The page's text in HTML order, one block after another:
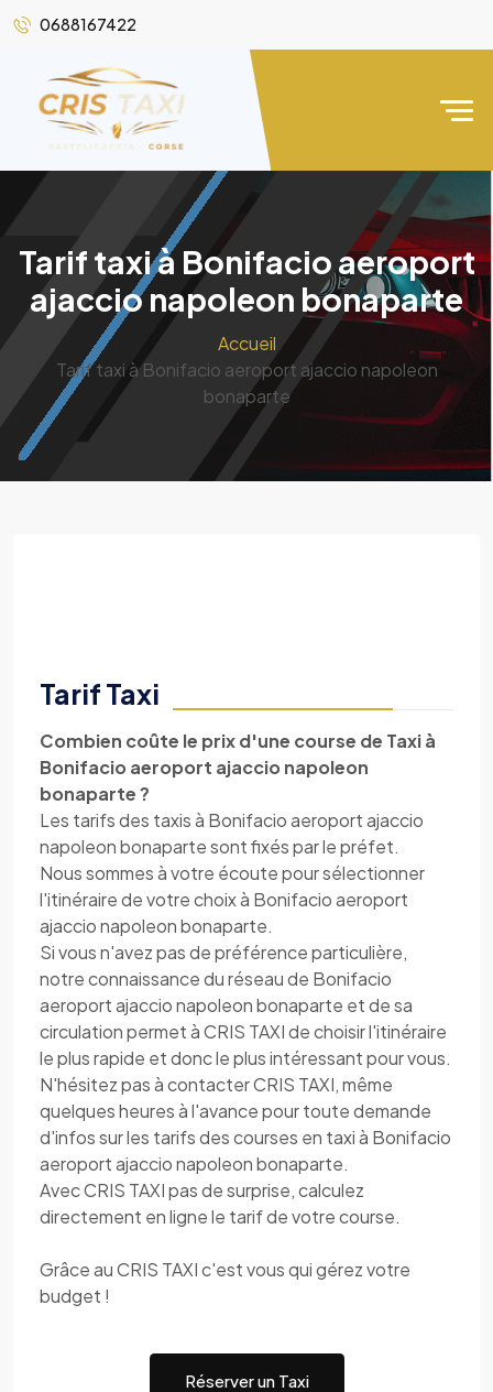
0688167422
Tarif taxi à Bonifacio aeroport
ajaccio napoleon bonaparte
Accueil
Tarif taxi à Bonifacio aeroport ajaccio napoleon
bonaparte
Tarif Taxi
Combien coûte le prix d'une course de Taxi à
Bonifacio aeroport ajaccio napoleon
bonaparte ?
Les tarifs des taxis à Bonifacio aeroport ajaccio
napoleon bonaparte sont fixés par le préfet.
Nous sommes à votre écoute pour sélectionner
l'itinéraire de votre choix à Bonifacio aeroport
ajaccio napoleon bonaparte.
Si vous n'avez pas de préférence particulière,
notre connaissance du réseau de Bonifacio
aeroport ajaccio napoleon bonaparte et de sa
circulation permet à CRIS TAXI de choisir l'itinéraire
le plus rapide et donc le plus intéressant pour vous.
N'hésitez pas à contacter CRIS TAXI, même
quelques heures à l'avance pour toute demande
d'infos sur les tarifs des courses en taxi à Bonifacio
aeroport ajaccio napoleon bonaparte.
Avec CRIS TAXI pas de surprise, calculez
directement en ligne le tarif de votre course.
Grâce au CRIS TAXI c'est vous qui gérez votre
budget !
Réserver un Taxi